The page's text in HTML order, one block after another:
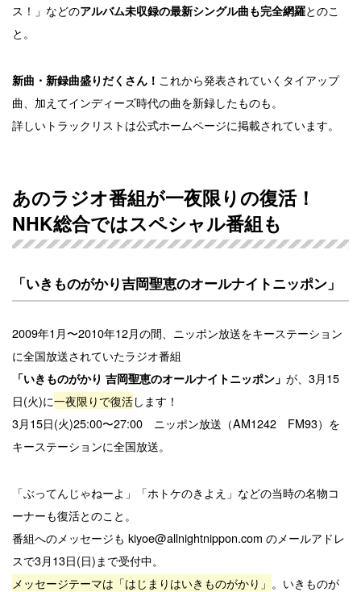
ス！」などのアルバム未収録の最新シングル曲も完全網羅とのこ
と。
新曲・新録曲盛りだくさん！ これから発表されていくタイアップ
曲、加えてインディーズ時代の曲を新録したものも。
詳しいトラックリストは公式ホームページに掲載されています。
あのラジオ番組が一夜限りの復活！
NHK総合ではスペシャル番組も
「いきものがかり吉岡聖恵のオールナイトニッポン」
2009年1月〜2010年12月の間、ニッポン放送をキーステーション
に全国放送されていたラジオ番組
「いきものがかり 吉岡聖恵のオールナイトニッポン」 が、3月15
日(火)に一夜限りで復活します！
3月15日(火)25:00〜27:00 ニッポン放送（AM1242 FM93）を
キーステーションに全国放送。
「ぶってんじゃねーよ」「ホトケのきよえ」などの当時の名物コ
ーナーも復活とのこと。
番組へのメッセージも kiyoe@allnightnippon.com のメールアドレ
スで3月13日(日)まで受付中。
メッセージテーマは「はじまりはいきものがかり」 。いきものが